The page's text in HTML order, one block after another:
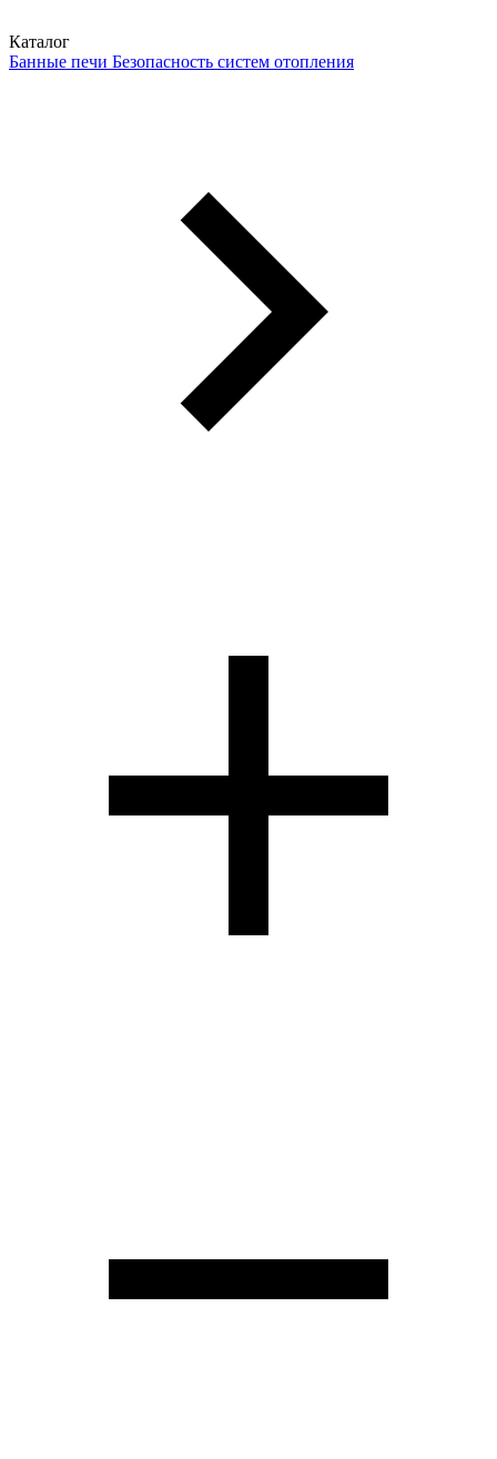
Каталог
Банные печи Безопасность систем отопления